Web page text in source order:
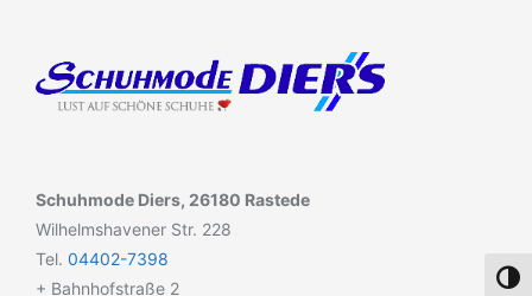
Schuhmode Diers, 26180 Rastede
Wilhelmshavener Str. 228
Tel. 04402-7398
+ Bahnhofstraße 2